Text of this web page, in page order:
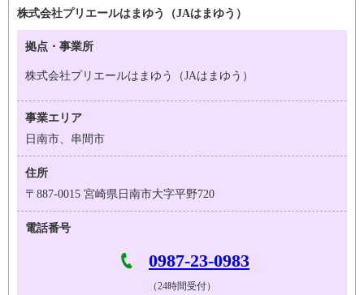
株式会社プリエールはまゆう（JAはまゆう）
拠点・事業所
株式会社プリエールはまゆう（JAはまゆう）
事業エリア
日南市、串間市
住所
〒887-0015 宮崎県日南市大字平野720
電話番号
0987-23-0983
（24時間受付）